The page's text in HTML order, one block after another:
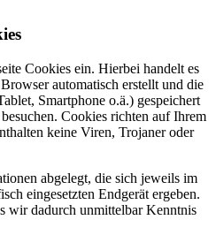
Cookies ein. Hierbei handelt es
automatisch erstellt und die
Smartphone o.ä.) gespeichert
Cookies richten auf Ihrem
keine Viren, Trojaner oder
abgelegt, die sich jeweils im
eingesetzten Endgerät ergeben.
wir dadurch unmittelbar Kenntnis